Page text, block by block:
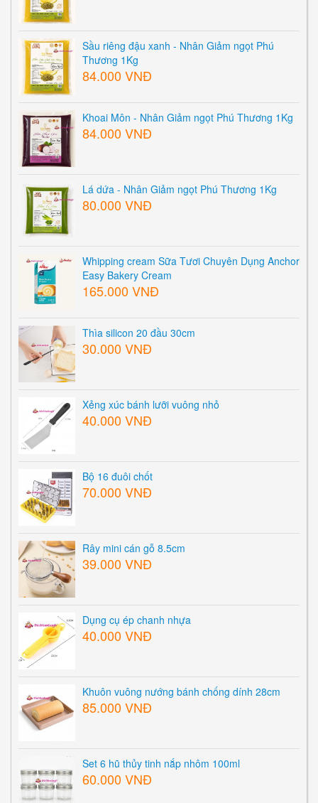
Sầu riêng đậu xanh - Nhân Giảm ngọt Phú
Thương 1Kg
84.000 VNĐ
Khoai Môn - Nhân Giảm ngọt Phú Thương 1Kg
84.000 VNĐ
Lá dứa - Nhân Giảm ngọt Phú Thương 1Kg
80.000 VNĐ
Whipping cream Sữa Tươi Chuyên Dụng Anchor
Easy Bakery Cream
165.000 VNĐ
Thìa silicon 20 đầu 30cm
30.000 VNĐ
Xẻng xúc bánh lưỡi vuông nhỏ
40.000 VNĐ
Bộ 16 đuôi chốt
70.000 VNĐ
Rây mini cán gỗ 8.5cm
39.000 VNĐ
Dụng cụ ép chanh nhựa
40.000 VNĐ
Khuôn vuông nướng bánh chống dính 28cm
85.000 VNĐ
Set 6 hũ thủy tinh nắp nhôm 100ml
60.000 VNĐ